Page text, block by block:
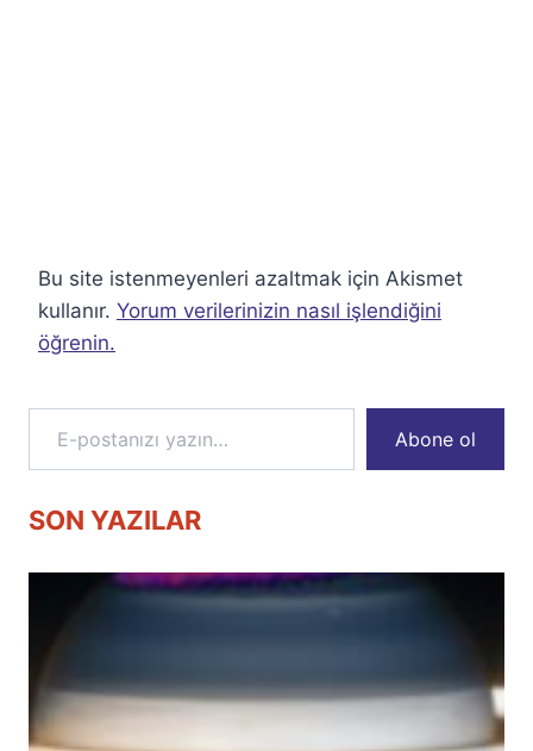
Bu site istenmeyenleri azaltmak için Akismet
kullanır. Yorum verilerinizin nasıl işlendiğini
öğrenin.
E-postanızı yazın…
Abone ol
SON YAZILAR